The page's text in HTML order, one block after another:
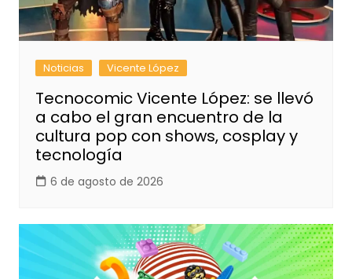
Noticias Vicente López
Tecnocomic Vicente López: se llevó
a cabo el gran encuentro de la
cultura pop con shows, cosplay y
tecnología
6 de agosto de 2026